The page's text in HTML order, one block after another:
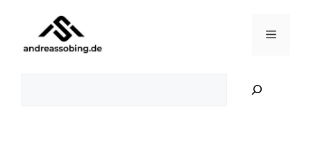
springen
Menü